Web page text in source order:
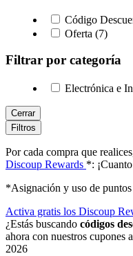
Código
Oferta (7)
Filtrar por categoría
Electrónica e
Cerrar
Filtros
Por cada compra que
Discoup Rewards *:
*Asignación y uso de puntos
Activa gratis los Discoup
¿Estás buscando códigos
ahora con nuestros cupones
2026